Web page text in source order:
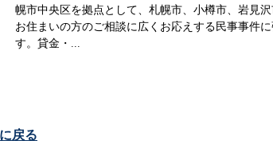
幌市中央区を拠点として、札幌市、小樽市、岩見
お住まいの方のご相談に広くお応えする民事事件
す。貸金・...
戻る